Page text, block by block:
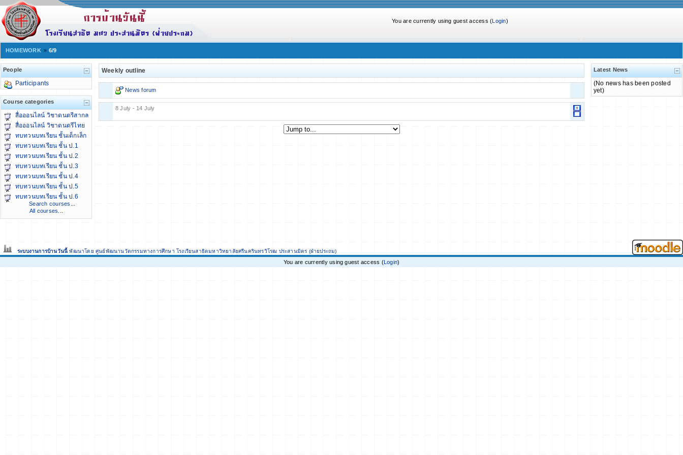
You are currently using guest access (Login)
HOMEWORK 6/9
People
Participants
Course categories
สื่อออนไลน์ วิชาดนตรีสากล
สื่อออนไลน์ วิชาดนตรีไทย
ทบทวนบทเรียน ชั้นเด็กเล็ก
ทบทวนบทเรียน ชั้น ป.1
ทบทวนบทเรียน ชั้น ป.2
ทบทวนบทเรียน ชั้น ป.3
ทบทวนบทเรียน ชั้น ป.4
ทบทวนบทเรียน ชั้น ป.5
ทบทวนบทเรียน ชั้น ป.6
Search courses
All courses
Weekly outline
News forum
8 July - 14 July
Latest News
(No news has been posted
yet)
ระบบงานการบ้านวันนี้ พัฒนาโดย ศูนย์พัฒนานวัตกรรมทางการศึกษา โรงเรียนสาธิตมหาวิทยาลัยศรีนครินทรวิโรฒ ประสานมิตร (ฝ่ายประถม)
You are currently using guest access (Login)